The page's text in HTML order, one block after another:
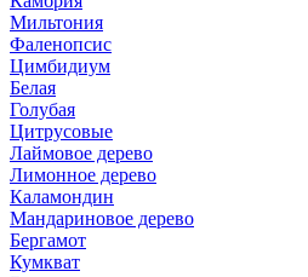
Мильтония
Фаленопсис
Цимбидиум
Белая
Голубая
Цитрусовые
Лаймовое дерево
Лимонное дерево
Каламондин
Мандариновое дерево
Бергамот
Кумкват